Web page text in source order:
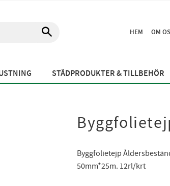
HEM OM
STÄDPRODUKTER & TILLBEHÖR
Byggfolietejp
50mm*25m. 12rl/krt